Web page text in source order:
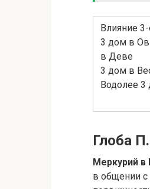
Влияние
3 дом в
в Деве
3 дом в
Водолее
Глоба
Меркурий в
в общении с